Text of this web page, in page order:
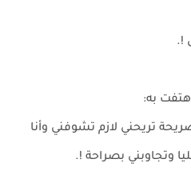
!.
به:
تريحني لازم تشوفني وأنا
وتجاوبني بصراحة !.